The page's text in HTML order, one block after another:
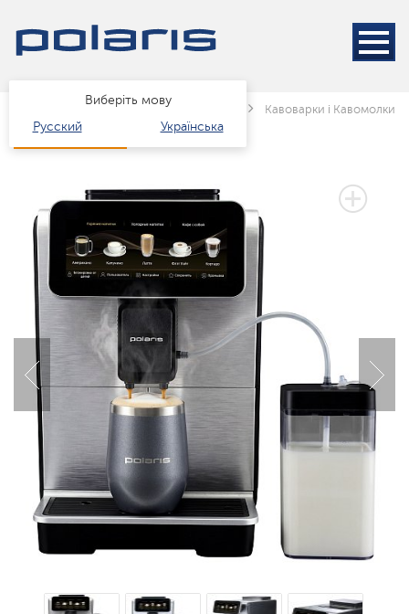
Виберіть мову
Русский
Українська
Каталог Техніка для кухні Кавоварки і Кавомолки
3 РОКИ ГАРАНТІЇ